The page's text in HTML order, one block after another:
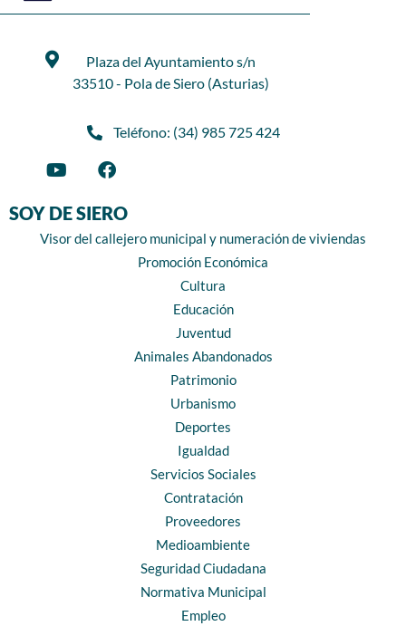
Plaza del Ayuntamiento s/n
33510 - Pola de Siero (Asturias)
Teléfono: (34) 985 725 424
SOY DE SIERO
Visor del callejero municipal y numeración de viviendas
Promoción Económica
Cultura
Educación
Juventud
Animales Abandonados
Patrimonio
Urbanismo
Deportes
Igualdad
Servicios Sociales
Contratación
Proveedores
Medioambiente
Seguridad Ciudadana
Normativa Municipal
Empleo